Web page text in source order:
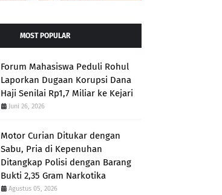
MOST POPULAR
Forum Mahasiswa Peduli Rohul
Laporkan Dugaan Korupsi Dana
Haji Senilai Rp1,7 Miliar ke Kejari
Juni 26, 2026
Motor Curian Ditukar dengan
Sabu, Pria di Kepenuhan
Ditangkap Polisi dengan Barang
Bukti 2,35 Gram Narkotika
Agustus 05, 2026